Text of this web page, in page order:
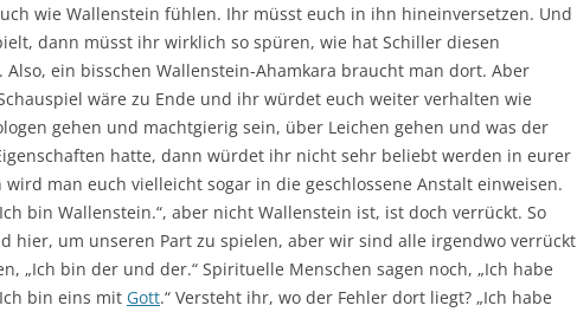
wie Wallenstein fühlen. Ihr müsst euch in ihn hineinversetzen. Und
dann müsst ihr wirklich so spüren, wie hat Schiller diesen
Also, ein bisschen Wallenstein-Ahamkara braucht man dort. Aber
wäre zu Ende und ihr würdet euch weiter verhalten wie
gehen und machtgierig sein, über Leichen gehen und was der
hatte, dann würdet ihr nicht sehr beliebt werden in eurer
man euch vielleicht sogar in die geschlossene Anstalt einweisen.
bin Wallenstein.“, aber nicht Wallenstein ist, ist doch verrückt. So
hier, um unseren Part zu spielen, aber wir sind alle irgendwo verrückt
„Ich bin der und der.“ Spirituelle Menschen sagen noch, „Ich habe
bin eins mit Gott.“ Versteht ihr, wo der Fehler dort liegt? „Ich habe